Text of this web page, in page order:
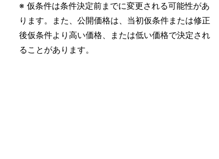
※ 仮条件は条件決定前までに変更される可能性があ
ります。また、公開価格は、当初仮条件または修正
後仮条件より高い価格、または低い価格で決定され
ることがあります。